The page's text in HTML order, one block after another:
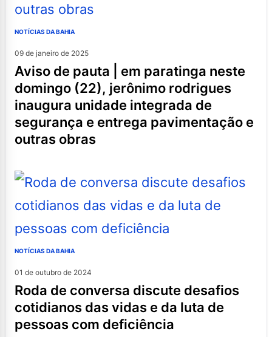
NOTÍCIAS DA BAHIA
09 de janeiro de 2025
aviso de pauta | em paratinga neste
domingo (22), jerônimo rodrigues
inaugura unidade integrada de
segurança e entrega pavimentação e
outras obras
NOTÍCIAS DA BAHIA
01 de outubro de 2024
roda de conversa discute desafios
cotidianos das vidas e da luta de
pessoas com deficiência